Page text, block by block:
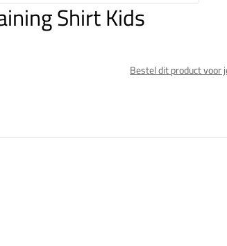
Shirt Kids
Bestel dit product voor